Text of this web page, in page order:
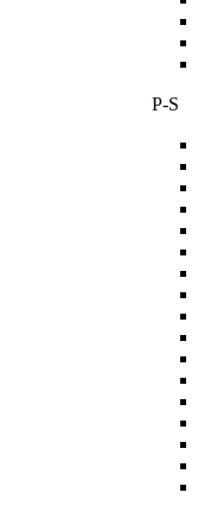
P-S